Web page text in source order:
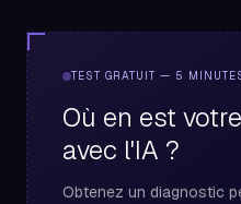
TEST GRATUIT — 5
Où en est
avec l'IA ?
Obtenez un diagnostic